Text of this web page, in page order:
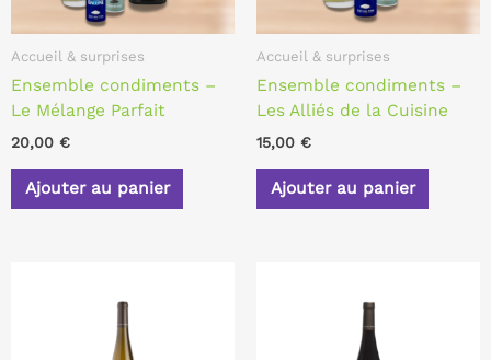
Accueil & surprises
Ensemble condiments –
Le Mélange Parfait
20,00 €
Ajouter au panier
Accueil & surprises
Ensemble condiments –
Les Alliés de la Cuisine
15,00 €
Ajouter au panier